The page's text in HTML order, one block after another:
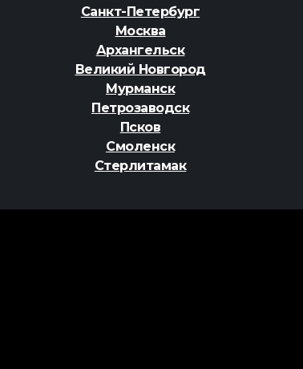
Санкт-Петербург
Москва
Архангельск
Великий Новгород
Мурманск
Петрозаводск
Псков
Смоленск
Стерлитамак